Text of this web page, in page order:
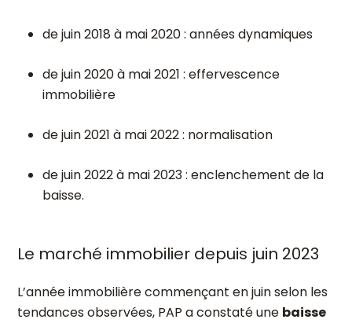
de juin 2018 à mai 2020 : années dynamiques
de juin 2020 à mai 2021 : effervescence
immobilière
de juin 2021 à mai 2022 : normalisation
de juin 2022 à mai 2023 : enclenchement de la
baisse.
Le marché immobilier depuis juin 2023
L’année immobilière commençant en juin selon les
tendances observées, PAP a constaté une baisse